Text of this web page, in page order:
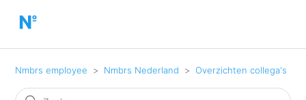
Nmbrs employee Nmbrs Nederland Overzichten collega's